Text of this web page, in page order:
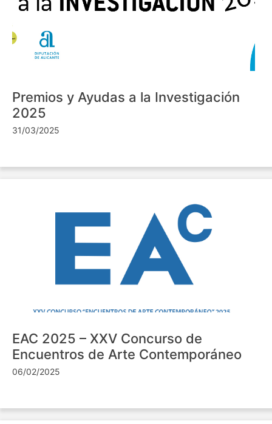
Premios y Ayudas a la Investigación
2025
31/03/2025
EAC 2025 – XXV Concurso de
Encuentros de Arte Contemporáneo
06/02/2025